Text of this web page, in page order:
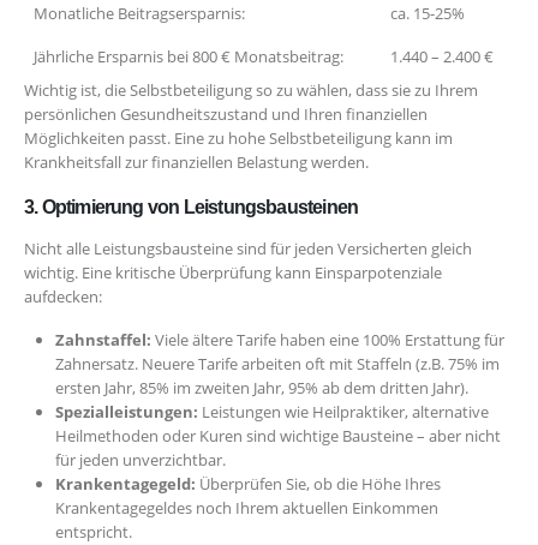
Monatliche Beitragsersparnis:
ca. 15-25%
Jährliche Ersparnis bei 800 € Monatsbeitrag:
1.440 – 2.400 €
Wichtig ist, die Selbstbeteiligung so zu wählen, dass sie zu Ihrem
persönlichen Gesundheitszustand und Ihren finanziellen
Möglichkeiten passt. Eine zu hohe Selbstbeteiligung kann im
Krankheitsfall zur finanziellen Belastung werden.
3. Optimierung von Leistungsbausteinen
Nicht alle Leistungsbausteine sind für jeden Versicherten gleich
wichtig. Eine kritische Überprüfung kann Einsparpotenziale
aufdecken:
Zahnstaffel: Viele ältere Tarife haben eine 100% Erstattung für
Zahnersatz. Neuere Tarife arbeiten oft mit Staffeln (z.B. 75% im
ersten Jahr, 85% im zweiten Jahr, 95% ab dem dritten Jahr).
Spezialleistungen: Leistungen wie Heilpraktiker, alternative
Heilmethoden oder Kuren sind wichtige Bausteine – aber nicht
für jeden unverzichtbar.
Krankentagegeld: Überprüfen Sie, ob die Höhe Ihres
Krankentagegeldes noch Ihrem aktuellen Einkommen
entspricht.